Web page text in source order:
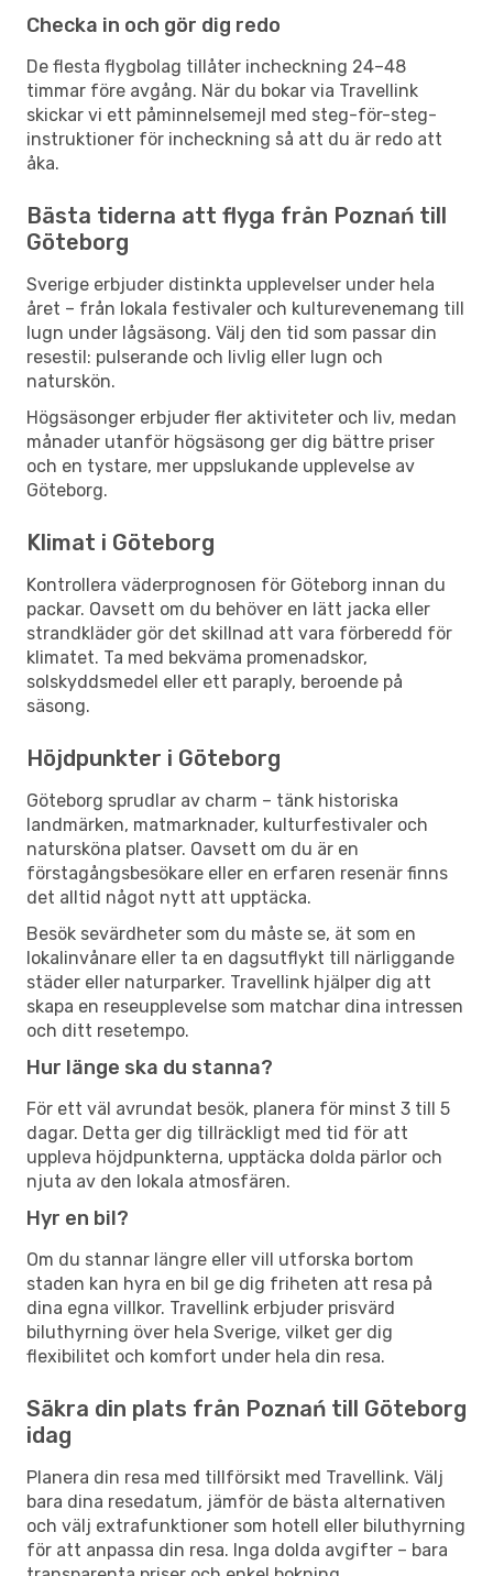
Checka in och gör dig redo
De flesta flygbolag tillåter incheckning 24–48
timmar före avgång. När du bokar via Travellink
skickar vi ett påminnelsemejl med steg-för-steg-
instruktioner för incheckning så att du är redo att
åka.
Bästa tiderna att flyga från Poznań till
Göteborg
Sverige erbjuder distinkta upplevelser under hela
året – från lokala festivaler och kulturevenemang till
lugn under lågsäsong. Välj den tid som passar din
resestil: pulserande och livlig eller lugn och
naturskön.
Högsäsonger erbjuder fler aktiviteter och liv, medan
månader utanför högsäsong ger dig bättre priser
och en tystare, mer uppslukande upplevelse av
Göteborg.
Klimat i Göteborg
Kontrollera väderprognosen för Göteborg innan du
packar. Oavsett om du behöver en lätt jacka eller
strandkläder gör det skillnad att vara förberedd för
klimatet. Ta med bekväma promenadskor,
solskyddsmedel eller ett paraply, beroende på
säsong.
Höjdpunkter i Göteborg
Göteborg sprudlar av charm – tänk historiska
landmärken, matmarknader, kulturfestivaler och
natursköna platser. Oavsett om du är en
förstagångsbesökare eller en erfaren resenär finns
det alltid något nytt att upptäcka.
Besök sevärdheter som du måste se, ät som en
lokalinvånare eller ta en dagsutflykt till närliggande
städer eller naturparker. Travellink hjälper dig att
skapa en reseupplevelse som matchar dina intressen
och ditt resetempo.
Hur länge ska du stanna?
För ett väl avrundat besök, planera för minst 3 till 5
dagar. Detta ger dig tillräckligt med tid för att
uppleva höjdpunkterna, upptäcka dolda pärlor och
njuta av den lokala atmosfären.
Hyr en bil?
Om du stannar längre eller vill utforska bortom
staden kan hyra en bil ge dig friheten att resa på
dina egna villkor. Travellink erbjuder prisvärd
biluthyrning över hela Sverige, vilket ger dig
flexibilitet och komfort under hela din resa.
Säkra din plats från Poznań till Göteborg
idag
Planera din resa med tillförsikt med Travellink. Välj
bara dina resedatum, jämför de bästa alternativen
och välj extrafunktioner som hotell eller biluthyrning
för att anpassa din resa. Inga dolda avgifter – bara